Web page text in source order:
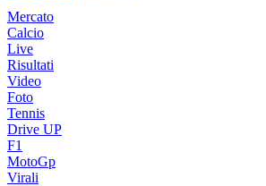
Mercato
Calcio
Live
Risultati
Video
Foto
Tennis
Drive UP
F1
MotoGp
Virali